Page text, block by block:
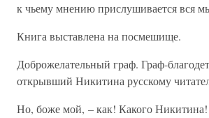
к чьему мнению прислушивается вся
Книга выставлена на посмешище.
Доброжелательный граф. Граф-
открывший Никитина русскому
Но, боже мой, – как! Какого Никитина!